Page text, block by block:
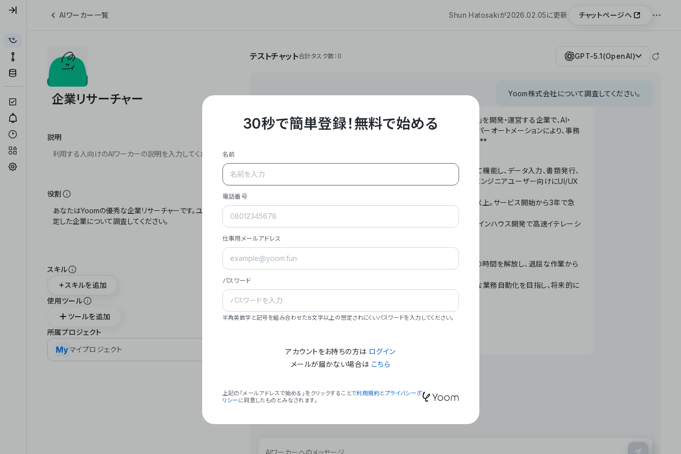
AIワーカー一覧 Shun Hatosakiが2026.02.05に更新 チャットページへ
説明
役割
スキル
スキルを追加
使用ツール
ツールを追加
所属プロジェクト
Myマイプロジェクト
テストチャット合計タスク数：0 GPT-5.1(OpenAI)
Yoom株式会社について調査してください。
**Yoom株式会社は、ビジネスオートメーションSaaS「Yoom」を開発・運営する企業で、AI・
API・RPA・OCRなどの技術をノーコードで組み合わせたハイパーオートメーションにより、事務
作業やデスクワークを自動化するサービスを提供しています。**
- **主力プロダクト「Yoom」**: SaaS連携データベースとして機能し、データ入力、書類発行、
メール対応、請求書処理、日報作成などの業務を自動化。非エンジニアユーザー向けにUI/UX
- **実績**: 国内利用社数20,000社超、直近成長率300%以上。サービス開始から3年で急
- **強み**: すべての自動化技術を1プラットフォームで完結。インハウス開発で高速イテレーシ
- **ミッション**: 「We Make Time」 – テクノロジーで人々の時間を解放し、退屈な作業から
- **ビジョン**: 「Global Business Automation」 – 世界的な業務自動化を目指し、将来的に
### 会社概要
30秒で簡単登録！無料で始める
名前
電話番号
仕事用メールアドレス
パスワード
半角英数字と記号を組み合わせた8文字以上の想定されにくいパスワードを入力してください。
アカウントをお持ちの方は ログイン
メールが届かない場合は こちら
上記の「メールアドレスで始める」をクリックすることで利用規約とプライバシーポ
リシー に同意したものとみなされます。